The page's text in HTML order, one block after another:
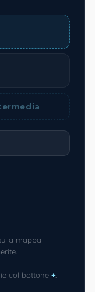
mappa
col bottone +.